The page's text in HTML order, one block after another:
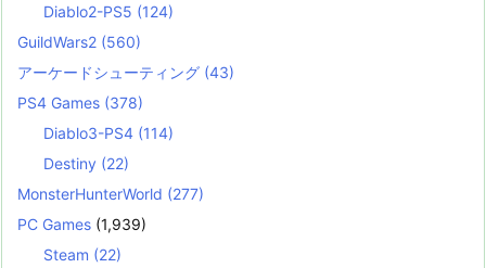
Diablo2-PS5 (124)
GuildWars2 (560)
アーケードシューティング (43)
PS4 Games (378)
Diablo3-PS4 (114)
Destiny (22)
MonsterHunterWorld (277)
PC Games (1,939)
Steam (22)